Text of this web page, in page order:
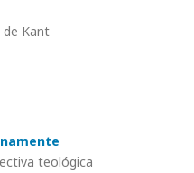
de Kant
teológica